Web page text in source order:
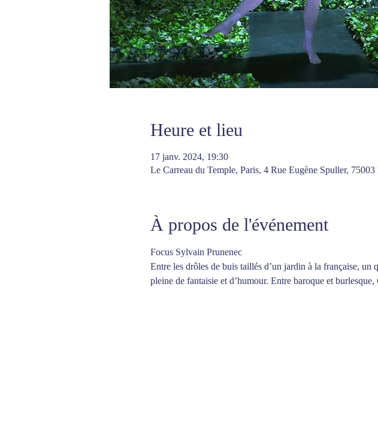
Heure et lieu
17 janv. 2024, 19:30
Le Carreau du Temple, Paris, 4 Rue Eugène Spuller, 75003
À propos de l'événement
Focus Sylvain Prunenec
Entre les drôles de buis taillés d’un jardin à la française, un
pleine de fantaisie et d’humour. Entre baroque et